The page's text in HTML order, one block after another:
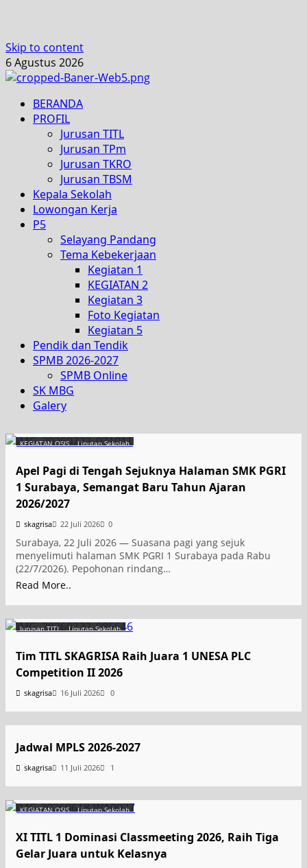
Skip to content
6 Agustus 2026
BERANDA
PROFIL
Jurusan TITL
Jurusan TPm
Jurusan TKRO
Jurusan TBSM
Kepala Sekolah
Lowongan Kerja
P5
Selayang Pandang
Tema Kebekerjaan
Kegiatan 1
KEGIATAN 2
Kegiatan 3
Foto Kegiatan
Kegiatan 5
Pendik dan Tendik
SPMB 2026-2027
SPMB Online
SK MBG
Galery
KEGIATAN OSIS Liputan Sekolah
Apel Pagi di Tengah Sejuknya Halaman SMK PGRI
1 Surabaya, Semangat Baru Tahun Ajaran
2026/2027
skagrisa 22 Juli 2026 0
Surabaya, 22 Juli 2026 — Suasana pagi yang sejuk
menyelimuti halaman SMK PGRI 1 Surabaya pada Rabu
(22/7/2026). Pepohonan rindang…
Read More..
Jurusan TITL Liputan Sekolah
Tim TITL SKAGRISA Raih Juara 1 UNESA PLC
Competition II 2026
skagrisa 16 Juli 2026 0
Jadwal MPLS 2026-2027
skagrisa 11 Juli 2026 1
KEGIATAN OSIS Liputan Sekolah
XI TITL 1 Dominasi Classmeeting 2026, Raih Tiga
Gelar Juara untuk Kelasnya